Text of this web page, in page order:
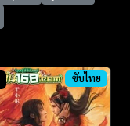
ซับไทย